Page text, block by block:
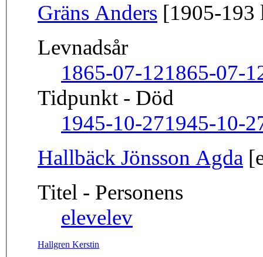
Gräns Anders [1905-193
Levnadsår
1865-07-121865-07-
Tidpunkt - Död
1945-10-271945-10-
Hallbäck Jönsson Agda
Titel - Personens
elevelev
Hallgren Kerstin